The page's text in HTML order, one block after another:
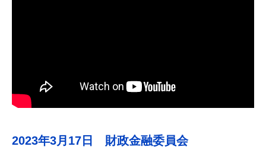
2023年3月17日 財政金融委員会